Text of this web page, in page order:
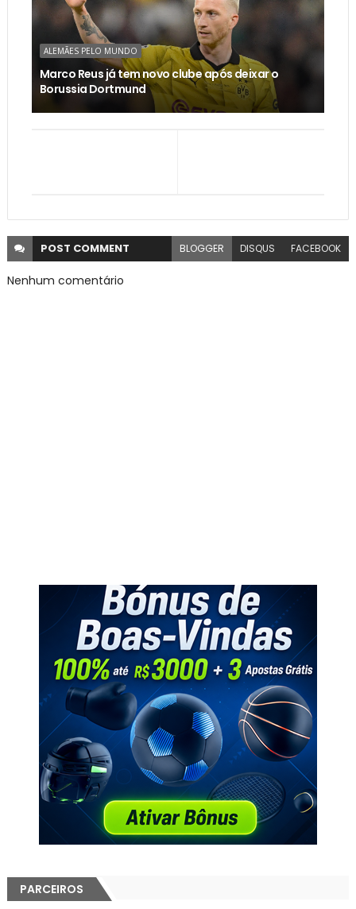
ALEMÃES PELO MUNDO
Marco Reus já tem novo clube após deixar o
Borussia Dortmund
POST COMMENT BLOGGER DISQUS FACEBOOK
Nenhum comentário
PARCEIROS